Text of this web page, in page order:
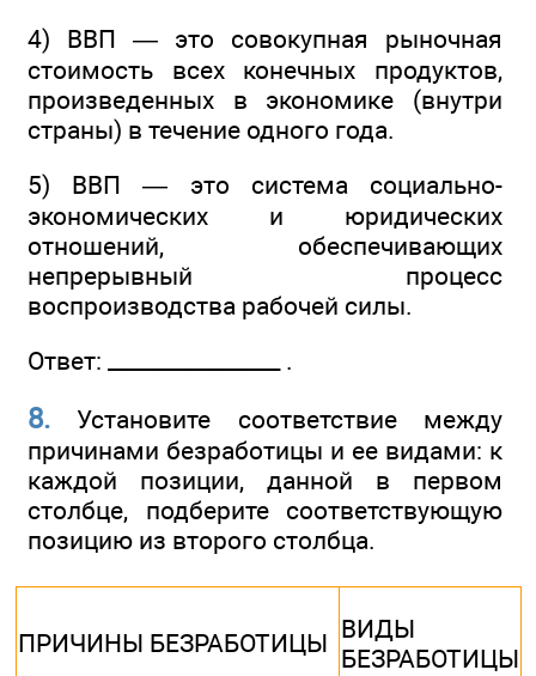
4) ВВП — это совокупная рыночная
стоимость всех конечных продуктов,
произведенных в экономике (внутри
страны) в течение одного года.
5) ВВП — это система социально-
экономических и юридических
отношений, обеспечивающих
непрерывный процесс
воспроизводства рабочей силы.
Ответ: ________________ .
8. Установите соответствие между
причинами безработицы и ее видами: к
каждой позиции, данной в первом
столбце, подберите соответствующую
позицию из второго столбца.
ПРИЧИНЫ БЕЗРАБОТИЦЫ ВИДЫ
БЕЗРАБОТИЦЫ